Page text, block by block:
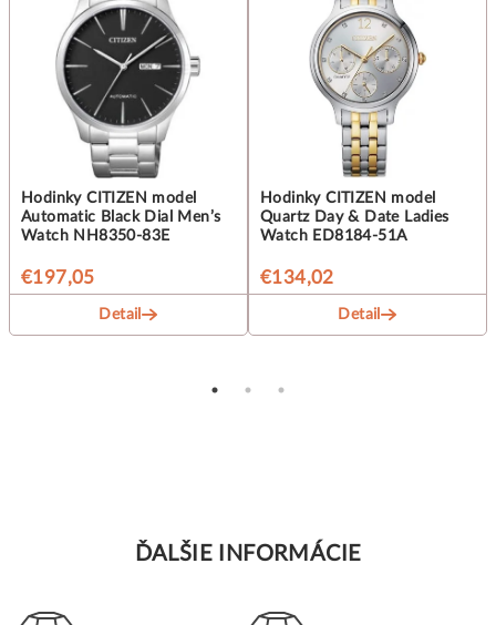
Hodinky CITIZEN model
Automatic Black Dial Men’s
Watch NH8350-83E
€197,05
Detail
Hodinky CITIZEN model
Quartz Day & Date Ladies
Watch ED8184-51A
€134,02
Detail
ĎALŠIE INFORMÁCIE